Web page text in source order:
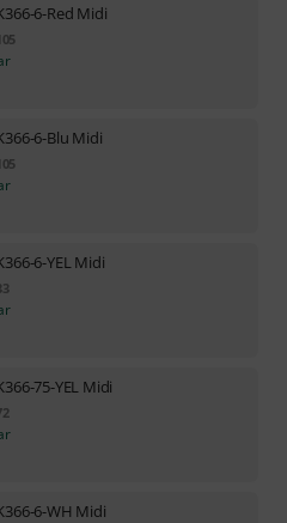
6-Red Midi
6-Blu Midi
6-YEL Midi
75-YEL Midi
6-WH Midi